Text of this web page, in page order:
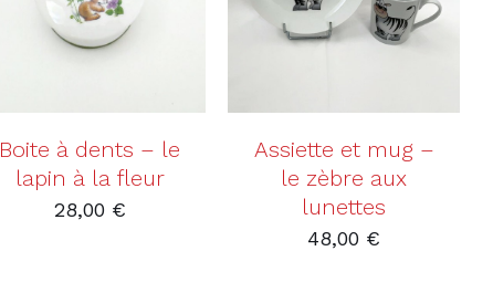
/
DÉTAILS
Boite à dents – le
lapin à la fleur
28,00 €
/
DÉTAILS
Assiette et mug –
le zèbre aux
lunettes
48,00 €